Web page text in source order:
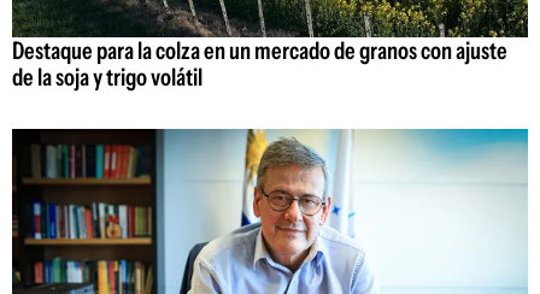
Destaque para la colza en un mercado de granos con ajuste
de la soja y trigo volátil